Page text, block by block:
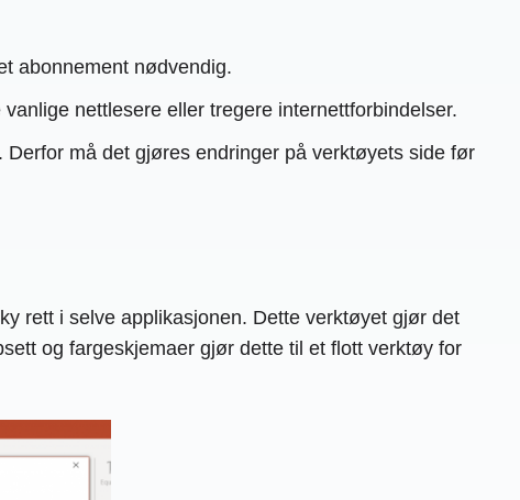
abonnement nødvendig.
nettlesere eller tregere internettforbindelser.
må det gjøres endringer på verktøyets side før
rett i selve applikasjonen. Dette verktøyet gjør det
og fargeskjemaer gjør dette til et flott verktøy for